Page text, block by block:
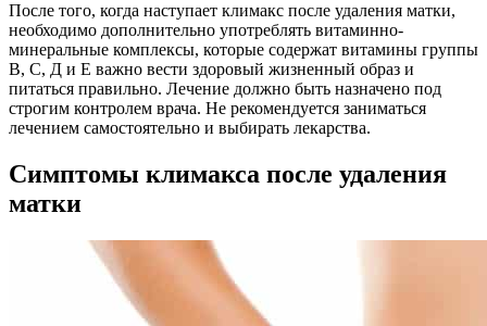
После того, когда наступает климакс после удаления матки,
необходимо дополнительно употреблять витаминно-
минеральные комплексы, которые содержат витамины группы
В, С, Д и Е важно вести здоровый жизненный образ и
питаться правильно. Лечение должно быть назначено под
строгим контролем врача. Не рекомендуется заниматься
лечением самостоятельно и выбирать лекарства.
Симптомы климакса после удаления
матки